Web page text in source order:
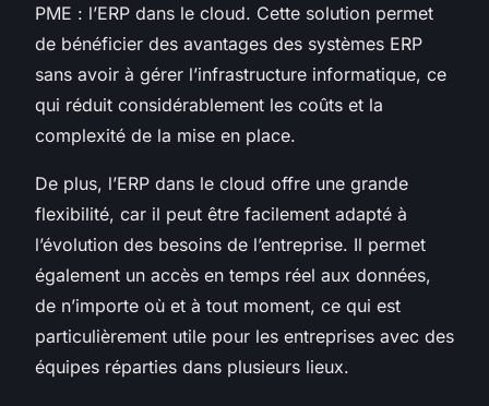
PME : l’ERP dans le cloud. Cette solution permet
de bénéficier des avantages des systèmes ERP
sans avoir à gérer l’infrastructure informatique, ce
qui réduit considérablement les coûts et la
complexité de la mise en place.
De plus, l’ERP dans le cloud offre une grande
flexibilité, car il peut être facilement adapté à
l’évolution des besoins de l’entreprise. Il permet
également un accès en temps réel aux données,
de n’importe où et à tout moment, ce qui est
particulièrement utile pour les entreprises avec des
équipes réparties dans plusieurs lieux.